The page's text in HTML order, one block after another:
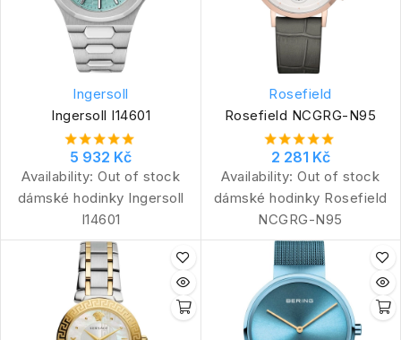
Ingersoll
Ingersoll I14601
5 932 Kč
Availability: Out of stock
dámské hodinky Ingersoll
I14601
Rosefield
Rosefield NCGRG-N95
2 281 Kč
Availability: Out of stock
dámské hodinky Rosefield
NCGRG-N95